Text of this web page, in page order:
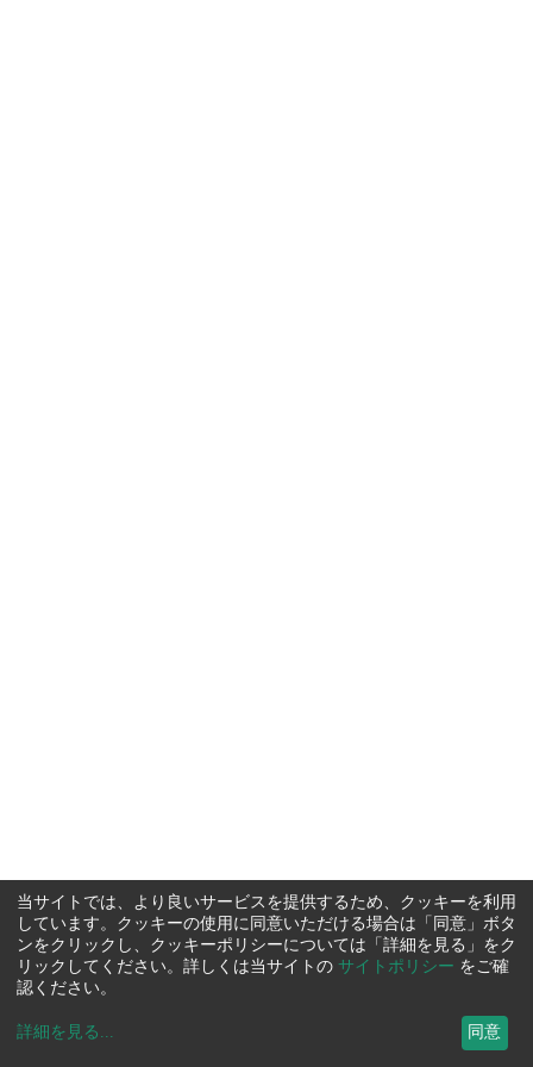
当サイトでは、より良いサービスを提供するため、クッキーを利用
しています。クッキーの使用に同意いただける場合は「同意」ボタ
ンをクリックし、クッキーポリシーについては「詳細を見る」をク
リックしてください。詳しくは当サイトの サイトポリシー をご確
認ください。
詳細を見る ... 同意